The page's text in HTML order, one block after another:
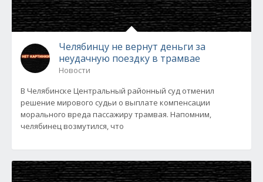
Челябинцу не вернут деньги за
неудачную поездку в трамвае
Новости
В Челябинске Центральный районный суд отменил
решение мирового судьи о выплате компенсации
морального вреда пассажиру трамвая. Напомним,
челябинец возмутился, что